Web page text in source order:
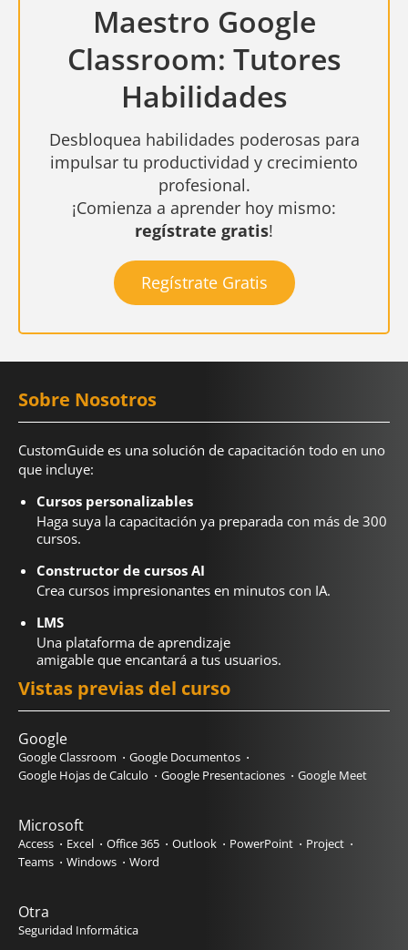
Maestro Google
Classroom: Tutores
Habilidades
Desbloquea habilidades poderosas para
impulsar tu productividad y crecimiento
profesional.
¡Comienza a aprender hoy mismo:
regístrate gratis!
Regístrate Gratis
Sobre Nosotros
CustomGuide es una solución de capacitación todo en uno
que incluye:
Cursos personalizables
Haga suya la capacitación ya preparada con más de 300
cursos.
Constructor de cursos AI
Crea cursos impresionantes en minutos con IA.
LMS
Una plataforma de aprendizaje
amigable que encantará a tus usuarios.
Vistas previas del curso
Google
Google Classroom
Google Documentos
Google Hojas de Calculo
Google Presentaciones Google Meet
Microsoft
Access Excel Office 365 Outlook PowerPoint
Project
Teams
Windows Word
Otra
Seguridad Informática